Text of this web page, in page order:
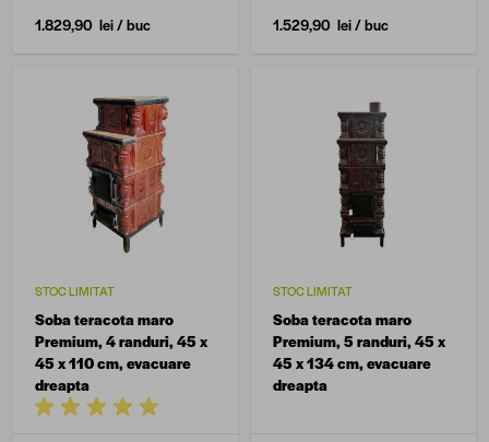
1.829,90 lei/ buc 1.529,90 lei/ buc
STOC LIMITAT
Soba teracota maro
Premium, 4 randuri, 45 x
45 x 110 cm, evacuare
dreapta
STOC LIMITAT
Soba teracota maro
Premium, 5 randuri, 45 x
45 x 134 cm, evacuare
dreapta